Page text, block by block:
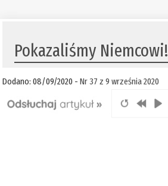
Pokazaliśmy Niemcowi!
Dodano: 08/09/2020 -Nr 37 z 9 września 2020